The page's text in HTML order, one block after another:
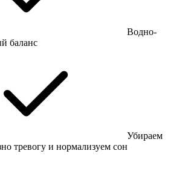
Водно-
баланс
Убираем
тревогу и нормализуем сон